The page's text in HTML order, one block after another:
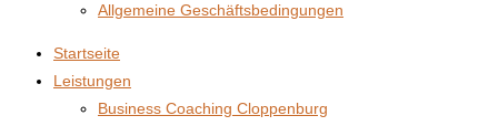
Allgemeine Geschäftsbedingungen
Startseite
Leistungen
Business Coaching Cloppenburg